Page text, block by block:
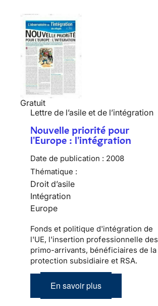
Gratuit
Lettre de l’asile et de l’intégration
Nouvelle priorité pour
l'Europe : l'intégration
Date de publication : 2008
Thématique :
Droit d’asile
Intégration
Europe
Fonds et politique d'intégration de
l'UE, l'insertion professionnelle des
primo-arrivants, bénéficiaires de la
protection subsidiaire et RSA.
En savoir plus